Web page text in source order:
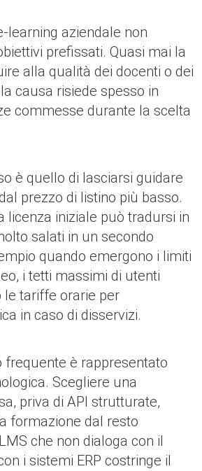
learning aziendale non
prefissati. Quasi mai la
alla qualità dei docenti o dei
causa risiede spesso in
commesse durante la scelta
è quello di lasciarsi guidare
prezzo di listino più basso.
licenza iniziale può tradursi in
salati in un secondo
quando emergono i limiti
i tetti massimi di utenti
le tariffe orarie per
in caso di disservizi.
frequente è rappresentato
Scegliere una
priva di API strutturate,
formazione dal resto
che non dialoga con il
i sistemi ERP costringe il